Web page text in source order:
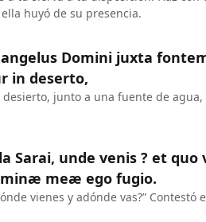
huyó de su presencia.
Domini juxta
in deserto,
junto a una fuente de
Sarai, unde venis ? et quo
meæ ego fugio.
vienes y adónde vas?” Contestó